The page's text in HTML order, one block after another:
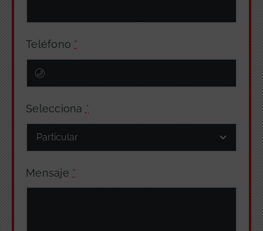
Teléfono *
Selecciona *
Mensaje *